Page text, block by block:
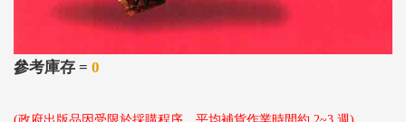
參考庫存 = 0